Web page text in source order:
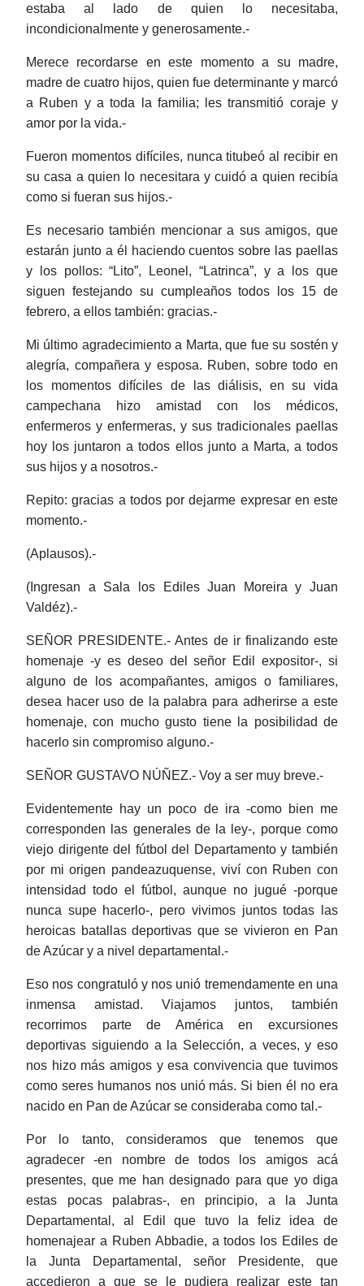
estaba al lado de quien lo necesitaba,
incondicionalmente y generosamente.-
Merece recordarse en este momento a su madre,
madre de cuatro hijos, quien fue determinante y marcó
a Ruben y a toda la familia; les transmitió coraje y
amor por la vida.-
Fueron momentos difíciles, nunca titubeó al recibir en
su casa a quien lo necesitara y cuidó a quien recibía
como si fueran sus hijos.-
Es necesario también mencionar a sus amigos, que
estarán junto a él haciendo cuentos sobre las paellas
y los pollos: “Lito”, Leonel, “Latrinca”, y a los que
siguen festejando su cumpleaños todos los 15 de
febrero, a ellos también: gracias.-
Mi último agradecimiento a Marta, que fue su sostén y
alegría, compañera y esposa. Ruben, sobre todo en
los momentos difíciles de las diálisis, en su vida
campechana hizo amistad con los médicos,
enfermeros y enfermeras, y sus tradicionales paellas
hoy los juntaron a todos ellos junto a Marta, a todos
sus hijos y a nosotros.-
Repito: gracias a todos por dejarme expresar en este
momento.-
(Aplausos).-
(Ingresan a Sala los Ediles Juan Moreira y Juan
Valdéz).-
SEÑOR PRESIDENTE.- Antes de ir finalizando este
homenaje -y es deseo del señor Edil expositor-, si
alguno de los acompañantes, amigos o familiares,
desea hacer uso de la palabra para adherirse a este
homenaje, con mucho gusto tiene la posibilidad de
hacerlo sin compromiso alguno.-
SEÑOR GUSTAVO NÚÑEZ.- Voy a ser muy breve.-
Evidentemente hay un poco de ira -como bien me
corresponden las generales de la ley-, porque como
viejo dirigente del fútbol del Departamento y también
por mi origen pandeazuquense, viví con Ruben con
intensidad todo el fútbol, aunque no jugué -porque
nunca supe hacerlo-, pero vivimos juntos todas las
heroicas batallas deportivas que se vivieron en Pan
de Azúcar y a nivel departamental.-
Eso nos congratuló y nos unió tremendamente en una
inmensa amistad. Viajamos juntos, también
recorrimos parte de América en excursiones
deportivas siguiendo a la Selección, a veces, y eso
nos hizo más amigos y esa convivencia que tuvimos
como seres humanos nos unió más. Si bien él no era
nacido en Pan de Azúcar se consideraba como tal.-
Por lo tanto, consideramos
que tenemos que
agradecer -en nombre de todos los amigos acá
presentes, que me han designado para que yo diga
estas pocas palabras-, en principio, a la Junta
Departamental, al Edil que tuvo la feliz idea de
homenajear a Ruben Abbadie, a todos los Ediles de
la Junta Departamental, señor Presidente, que
accedieron a que se le pudiera realizar este tan